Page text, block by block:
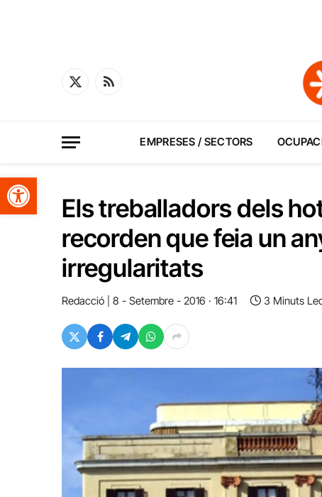
Obre la barra d'eines
X
RSS
EMPRESES / SECTORS
Els treballadors dels
recorden que feia un
irregularitats
Redacció 8 - Setembre - 2016 · 16:41 3 Minuts